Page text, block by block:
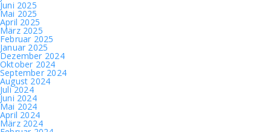
Juni 2025
Mai 2025
April 2025
März 2025
Februar 2025
Januar 2025
Dezember 2024
Oktober 2024
September 2024
August 2024
Juli 2024
Juni 2024
Mai 2024
April 2024
März 2024